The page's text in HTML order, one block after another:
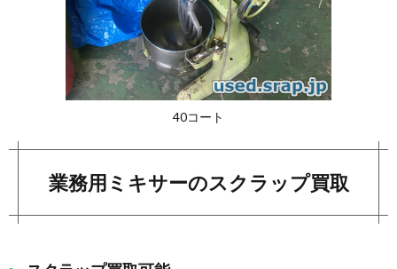
40コート
業務用ミキサーのスクラップ買取